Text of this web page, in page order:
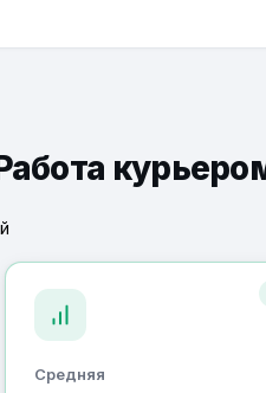
Средняя